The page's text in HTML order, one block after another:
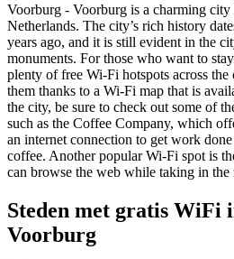
Voorburg - Voorburg is a charming
Netherlands. The city’s rich history
years ago, and it is still evident in the
monuments. For those who want to
plenty of free Wi-Fi hotspots across the
them thanks to a Wi-Fi map that is
the city, be sure to check out some of
such as the Coffee Company, which
an internet connection to get work
coffee. Another popular Wi-Fi spot is
can browse the web while taking in
Steden met gratis WiFi
Voorburg